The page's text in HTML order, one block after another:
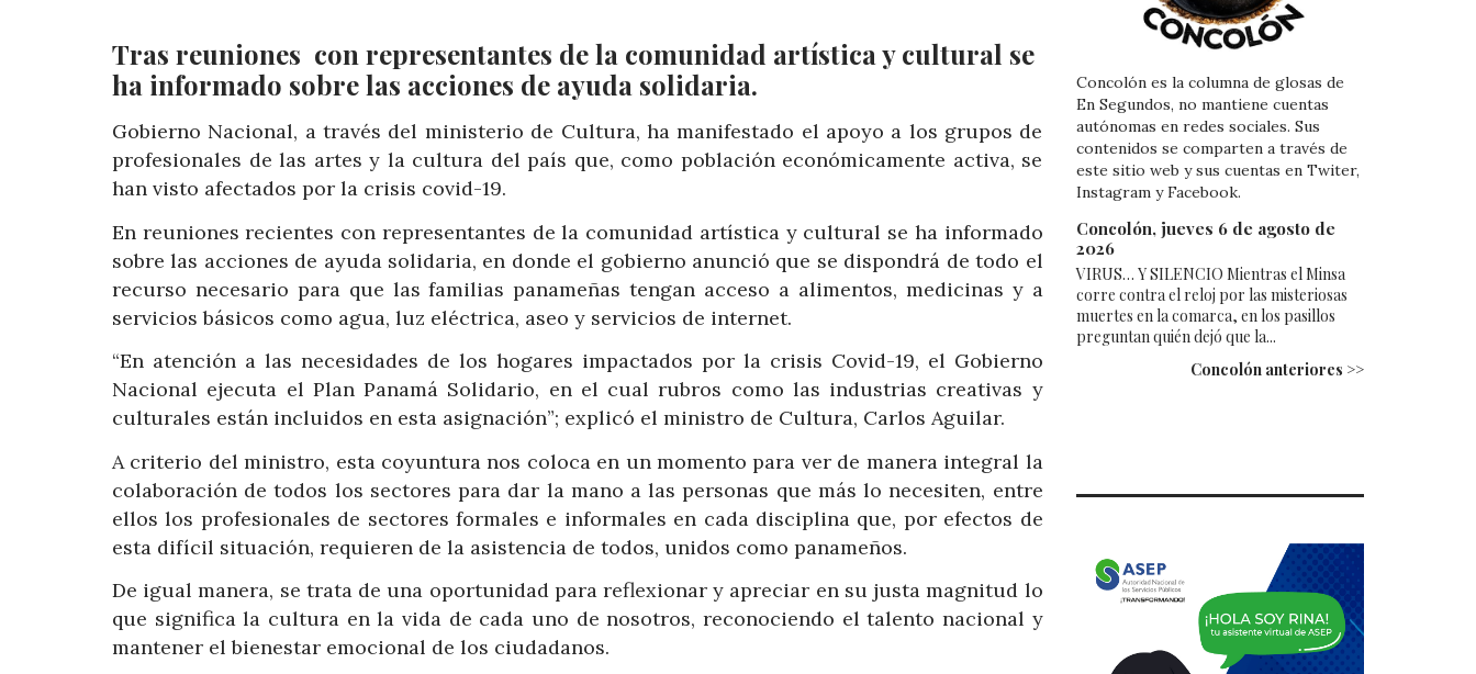
Tras reuniones con representantes de la comunidad artística y cultural se
ha informado sobre las acciones de ayuda solidaria.
Gobierno Nacional, a través del ministerio de Cultura, ha manifestado el apoyo a los grupos de
profesionales de las artes y la cultura del país que, como población económicamente activa, se
han visto afectados por la crisis covid-19.
En reuniones recientes con representantes de la comunidad artística y cultural se ha informado
sobre las acciones de ayuda solidaria, en donde el gobierno anunció que se dispondrá de todo el
recurso necesario para que las familias panameñas tengan acceso a alimentos, medicinas y a
servicios básicos como agua, luz eléctrica, aseo y servicios de internet.
“En atención a las necesidades de los hogares impactados por la crisis Covid-19, el Gobierno
Nacional ejecuta el Plan Panamá Solidario, en el cual rubros como las industrias creativas y
culturales están incluidos en esta asignación”; explicó el ministro de Cultura, Carlos Aguilar.
A criterio del ministro, esta coyuntura nos coloca en un momento para ver de manera integral la
colaboración de todos los sectores para dar la mano a las personas que más lo necesiten, entre
ellos los profesionales de sectores formales e informales en cada disciplina que, por efectos de
esta difícil situación, requieren de la asistencia de todos, unidos como panameños.
De igual manera, se trata de una oportunidad para reflexionar y apreciar en su justa magnitud lo
que significa la cultura en la vida de cada uno de nosotros, reconociendo el talento nacional y
mantener el bienestar emocional de los ciudadanos.
Concolón es la columna de glosas de
En Segundos, no mantiene cuentas
autónomas en redes sociales. Sus
contenidos se comparten a través de
este sitio web y sus cuentas en Twiter,
Instagram y Facebook.
Concolón, jueves 6 de agosto de
2026
VIRUS… Y SILENCIO Mientras el Minsa
corre contra el reloj por las misteriosas
muertes en la comarca, en los pasillos
preguntan quién dejó que la...
Concolón anteriores >>